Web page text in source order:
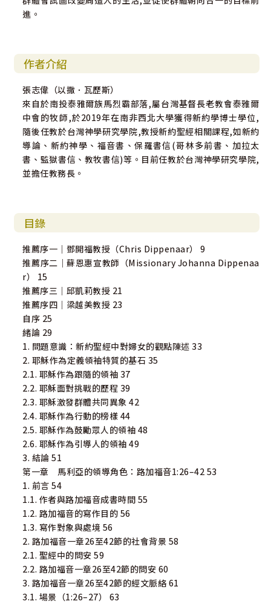
進。
作者介紹
張志偉（以撒．瓦歷斯）
來自於南投泰雅爾族馬烈霸部落,屬台灣基督長老教會泰雅爾
中會的牧師,於2019年在南非西北大學獲得新約學博士學位,
隨後任教於台灣神學研究學院,教授新約聖經相關課程,如新約
導論、新約神學、福音書、保羅書信(哥林多前書、加拉太
書、監獄書信、教牧書信)等。目前任教於台灣神學研究學院,
並擔任教務長。
目錄
推薦序一｜鄧開福教授（Chris Dippenaar） 9
推薦序二｜蘇恩惠宣教師（Missionary Johanna Dippenaa
r） 15
推薦序三｜邱凱莉教授 21
推薦序四｜梁越美教授 23
自序 25
緒論 29
1. 問題意識：新約聖經中對婦女的觀點陳述 33
2. 耶穌作為定義領袖特質的基石 35
2.1. 耶穌作為跟隨的領袖 37
2.2. 耶穌面對挑戰的歷程 39
2.3. 耶穌激發群體共同異象 42
2.4. 耶穌作為行動的榜樣 44
2.5. 耶穌作為鼓勵眾人的領袖 48
2.6. 耶穌作為引導人的領袖 49
3. 結論 51
第一章 馬利亞的領導角色：路加福音1:26–42 53
1. 前言 54
1.1. 作者與路加福音成書時間 55
1.2. 路加福音的寫作目的 56
1.3. 寫作對象與處境 56
2. 路加福音一章26至42節的社會背景 58
2.1. 聖經中的問安 59
2.2. 路加福音一章26至42節的問安 60
3. 路加福音一章26至42節的經文脈絡 61
3.1. 場景（1:26–27） 63